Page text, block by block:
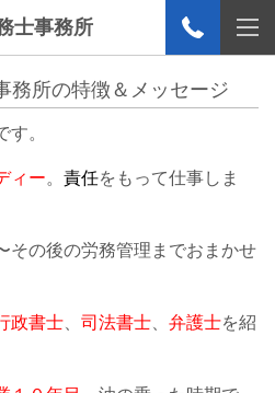
士事務所
務所の特徴＆メッセージ
す。
ィー。 責任をもって仕事しま
その後の労務管理までおまかせ
政書士 司法書士 弁護士を紹